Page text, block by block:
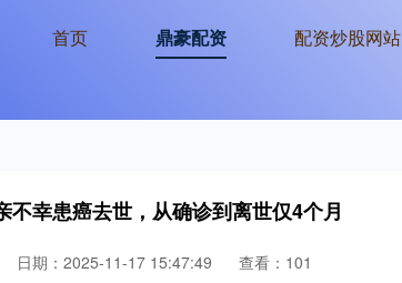
首页 鼎豪配资 配资炒股网站
幸患癌去世，从确诊到离世仅4个月
日期：2025-11-17 15:47:49 查看：101